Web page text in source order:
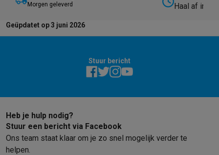
M orgen geleverd Haal af in
Geüpdatet op 3 juni 2026
Stuur bericht
Heb je hulp nodig?
Stuur een bericht via Facebook
Ons team staat klaar om je zo snel mogelijk verder te
helpen.